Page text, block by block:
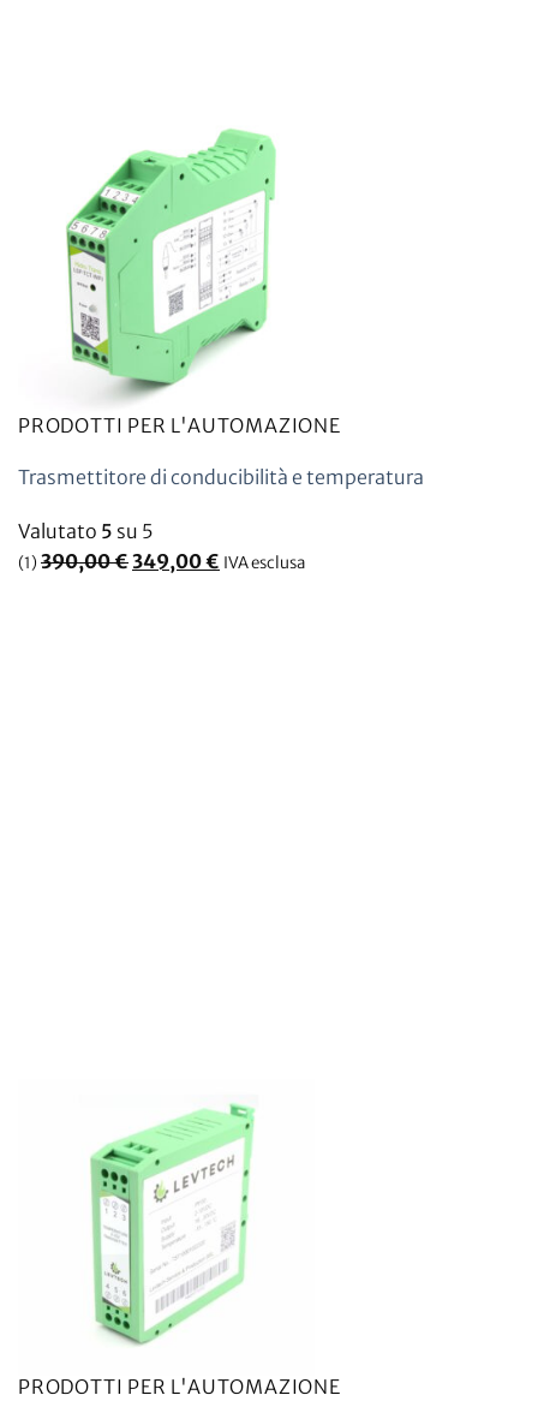
PRODOTTI PER L'AUTOMAZIONE
Trasmettitore di conducibilità e temperatura
Valutato 5 su 5
(1) 390,00€Il
349,00€ IlIVA esclusa
PRODOTTI PER L'AUTOMAZIONE